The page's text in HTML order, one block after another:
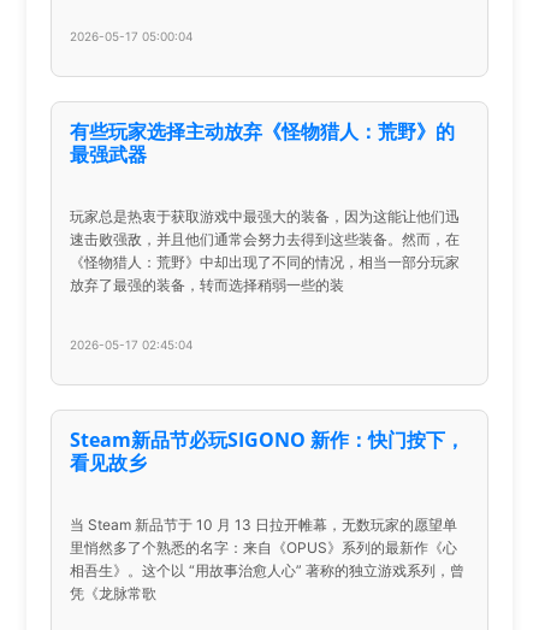
2026-05-17 05:00:04
有些玩家选择主动放弃《怪物猎人：荒野》的
最强武器
玩家总是热衷于获取游戏中最强大的装备，因为这能让他们迅
速击败强敌，并且他们通常会努力去得到这些装备。然而，在
《怪物猎人：荒野》中却出现了不同的情况，相当一部分玩家
放弃了最强的装备，转而选择稍弱一些的装
2026-05-17 02:45:04
Steam新品节必玩SIGONO 新作：快门按下，
看见故乡
当 Steam 新品节于 10 月 13 日拉开帷幕，无数玩家的愿望单
里悄然多了个熟悉的名字：来自《OPUS》系列的最新作《心
相吾生》。这个以 “用故事治愈人心” 著称的独立游戏系列，曾
凭《龙脉常歌